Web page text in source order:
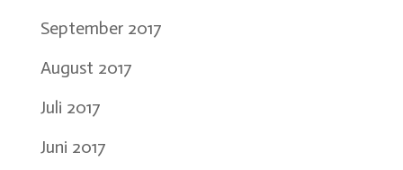
September 2017
August 2017
Juli 2017
Juni 2017